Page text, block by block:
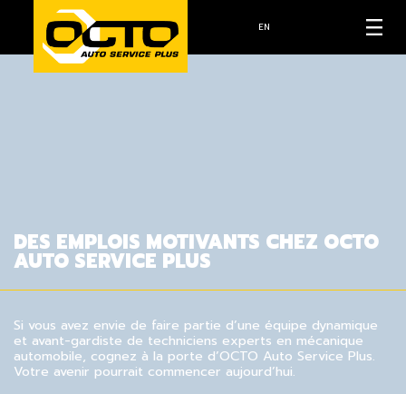
EN
DES EMPLOIS MOTIVANTS CHEZ OCTO
AUTO SERVICE PLUS
Si vous avez envie de faire partie d’une équipe dynamique
et avant-gardiste de techniciens experts en mécanique
automobile, cognez à la porte d’OCTO Auto Service Plus.
Votre avenir pourrait commencer aujourd’hui.